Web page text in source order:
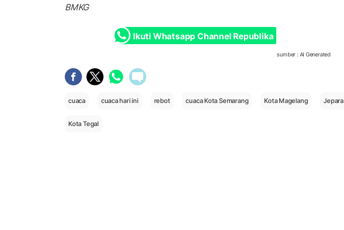
BMKG
Ikuti Whatsapp Channel Republika
sumber : AI Generated
cuaca cuaca hari ini rebot cuaca Kota Semarang Kota Magelang Jepara
Kota Tegal